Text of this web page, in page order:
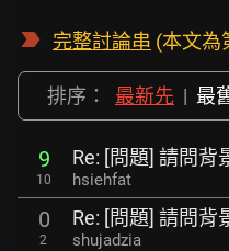
完整討論串 (本文為
排序： 最新先 | 最
9
10
Re: [問題] 請問背
hsiehfat
0
2
Re: [問題] 請問背
shujadzia